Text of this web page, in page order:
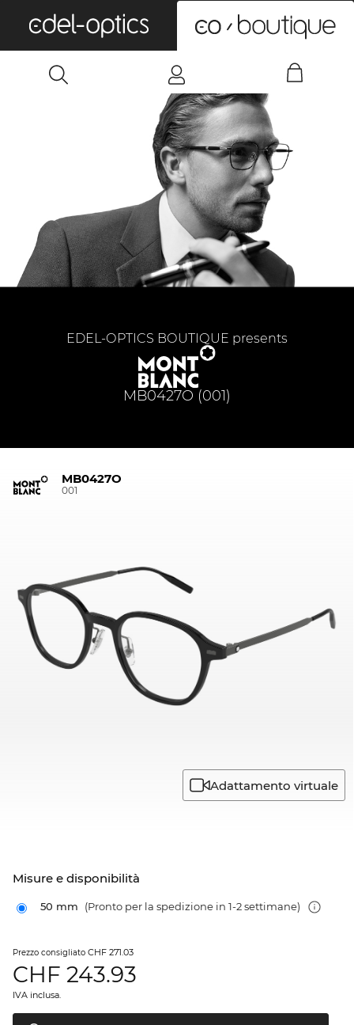
MB0427O (001)
EDEL-OPTICS BOUTIQUE presents
MB0427O
001
Adattamento virtuale
Misure e disponibilità
50 mm (Pronto per la spedizione in 1-2 settimane)
Prezzo consigliato CHF 271.03
CHF 243.93
IVA inclusa.